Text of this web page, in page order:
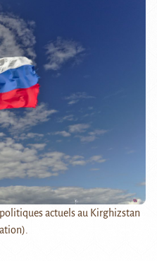
actuels au Kirghizstan